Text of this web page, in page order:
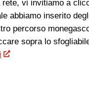
rete, vi invitiamo a
abbiamo inserito
percorso
sopra lo